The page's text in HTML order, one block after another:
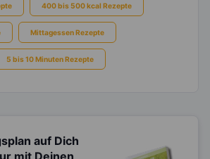
400 bis 500 kcal Rezepte
Mittagessen Rezepte
5 bis 10 Minuten Rezepte
auf Dich
mit Deinen